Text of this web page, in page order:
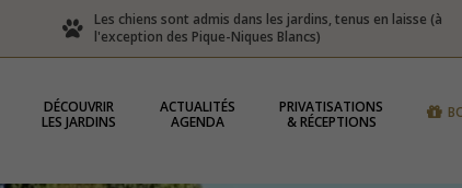
Les chiens sont admis dans les jardins, tenus en laisse (à
l'exception des Pique-Niques Blancs)
DÉCOUVRIR
LES JARDINS
ACTUALITÉS
AGENDA
PRIVATISATIONS
& RÉCEPTIONS